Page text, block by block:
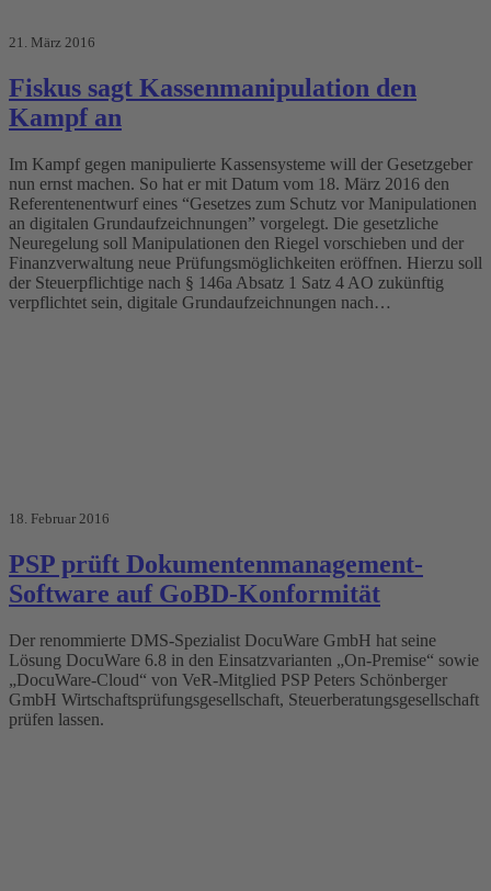
21. März 2016
Fiskus sagt Kassenmanipulation den
Kampf an
Im Kampf gegen manipulierte Kassensysteme will der Gesetzgeber
nun ernst machen. So hat er mit Datum vom 18. März 2016 den
Referentenentwurf eines “Gesetzes zum Schutz vor Manipulationen
an digitalen Grundaufzeichnungen” vorgelegt. Die gesetzliche
Neuregelung soll Manipulationen den Riegel vorschieben und der
Finanzverwaltung neue Prüfungsmöglichkeiten eröffnen. Hierzu soll
der Steuerpflichtige nach § 146a Absatz 1 Satz 4 AO zukünftig
verpflichtet sein, digitale Grundaufzeichnungen nach…
18. Februar 2016
PSP prüft Dokumentenmanagement-
Software auf GoBD-Konformität
Der renommierte DMS-Spezialist DocuWare GmbH hat seine
Lösung DocuWare 6.8 in den Einsatzvarianten „On-Premise“ sowie
„DocuWare-Cloud“ von VeR-Mitglied PSP Peters Schönberger
GmbH Wirtschaftsprüfungsgesellschaft, Steuerberatungsgesellschaft
prüfen lassen.